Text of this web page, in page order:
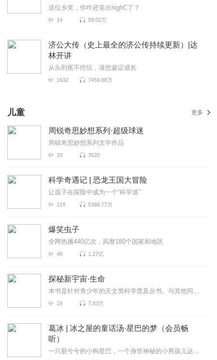
这位乡党，你咋还笑出highC了？
14 59.02万
济公大传（史上最全的济公传持续更新）|达
林开讲
从头到尾不挖坑，请您鉴证成长
1632 7459.88万
儿童 更多
周锐奇思妙想系列·超级球迷
周锐奇思妙想系列文学作品
33 3520
科学奇遇记 | 恐龙王国大冒险
让孩子在探险中成为一个“科学迷”
118 5388.77万
爆笑虫子
全网热播440亿次，风靡180个国家和地区
48 1.27亿
探秘新宇宙·生命
本书是针对青少年的天文类科学普及丛书。与其他同类图书明显不同的是，书中撷取当前最尖端的天文科学理论和观点，用娓娓道来的通俗易懂的叙述方式和全新的创造性思维模式来...
19 7.83万
葛冰 | 冰之屋的童话汤·星巴的梦（会员畅
听）
一只脏兮兮的小狗星巴，一个身世神秘的小男孩儿达达，一只变成人形的幻狐狐小小，一场不可思议的相遇注定会有一个不同寻常的结尾……